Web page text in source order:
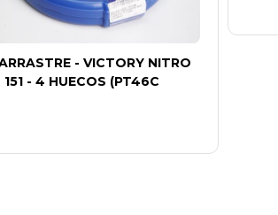
- VICTORY NITRO
151 - 4 HUECOS (PT46C